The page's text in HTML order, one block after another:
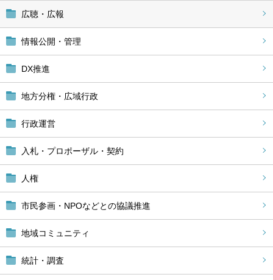
広聴・広報
情報公開・管理
DX推進
地方分権・広域行政
行政運営
入札・プロポーザル・契約
人権
市民参画・NPOなどとの協議推進
地域コミュニティ
統計・調査